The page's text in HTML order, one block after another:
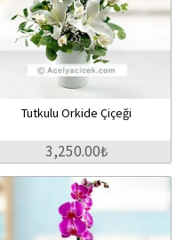
Tutkulu Orkide Çiçeği
3,250.00₺